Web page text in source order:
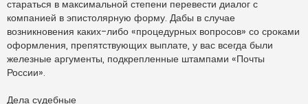
стараться в максимальной степени перевести диалог с
компанией в эпистолярную форму. Дабы в случае
возникновения каких-либо «процедурных вопросов» со сроками
оформления, препятствующих выплате, у вас всегда были
железные аргументы, подкрепленные штампами «Почты
России».
Дела судебные